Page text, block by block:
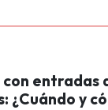
con entradas
¿Cuándo y